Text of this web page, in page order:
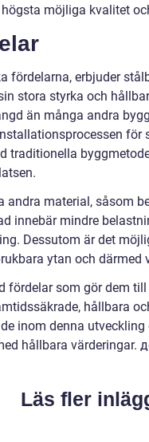
möjliga kvalitet
fördelarna, erbjuder
stora styrka och
än många andra
traditionella
andra material, såsom
innebär mindre
Dessutom är det
ytan och därmed
fördelar som gör dem
hållbara
inom denna
hållbara värderingar.
Läs fler